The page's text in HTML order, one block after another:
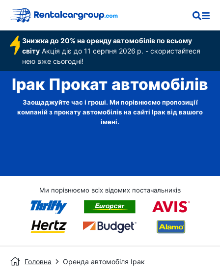
Знижка до 20% на оренду автомобілів по всьому
світу Акція діє до 11 серпня 2026 р. - скористайтеся
нею вже сьогодні!
Ірак Прокат автомобілів
Заощаджуйте час і гроші. Ми порівнюємо пропозиції
компаній з прокату автомобілів на сайті Ірак від вашого
імені.
Ми порівнюємо всіх відомих постачальників
Головна Оренда автомобіля Ірак